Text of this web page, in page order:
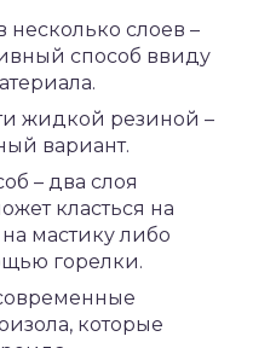
слоев –
способ ввиду
жидкой резиной –
вариант.
– два слоя
класться на
мастику либо
горелки.
которые